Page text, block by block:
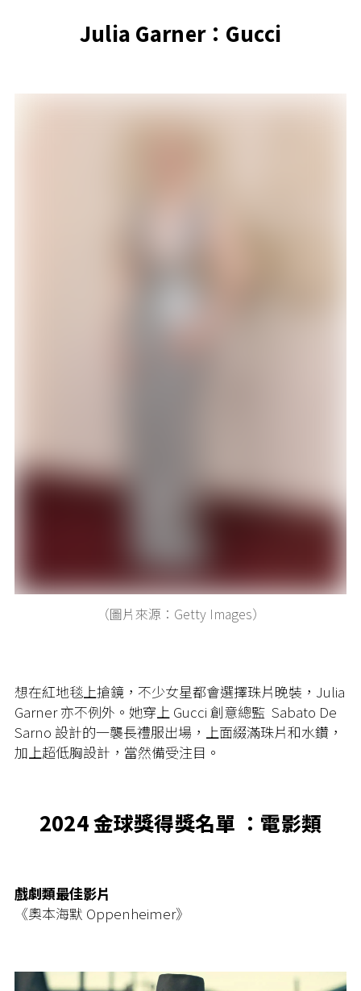
Julia Garner：Gucci
（圖片來源：Getty Images）
想在紅地毯上搶鏡，不少女星都會選擇珠片晚裝，Julia
Garner 亦不例外。她穿上 Gucci 創意總監 Sabato De
Sarno 設計的一襲長禮服出場，上面綴滿珠片和水鑽，
加上超低胸設計，當然備受注目。
2024 金球獎得獎名單 ：電影類
戲劇類最佳影片
《奧本海默 Oppenheimer》